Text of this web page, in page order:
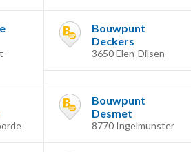
-
Bouwpunt
Deckers
3650 Elen-Dilsen
Bouwpunt
Desmet
8770 Ingelmunster